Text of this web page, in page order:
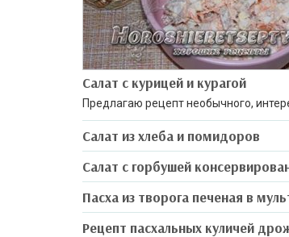
Салат с курицей и курагой
Предлагаю рецепт необычного,
Салат из хлеба и помидоров
Салат с горбушей
Пасха из творога печеная в
Рецепт пасхальных куличей